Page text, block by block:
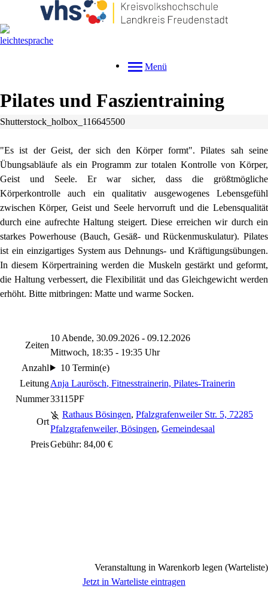
Menü
Pilates und Faszientraining
Shutterstock_holbox_116645500
"Es ist der Geist, der sich den Körper formt". Pilates sah seine
Übungsabläufe als ein Programm zur totalen Kontrolle von Körper,
Geist und Seele. Er war sicher, dass die größtmögliche
Körperkontrolle auch ein qualitativ ausgewogenes Lebensgefühl
zwischen Körper, Geist und Seele hervorruft und die Lebensqualität
durch eine aufrechte Haltung steigert. Diese erreichen wir durch ein
starkes Powerhouse (Bauch, Gesäß- und Rückenmuskulatur). Pilates
ist ein einzigartiges System aus Dehnungs- und Kräftigungsübungen.
In diesem Körpertraining werden die Muskeln gestärkt und geformt,
die Haltung verbessert, die Flexibilität und das Gleichgewicht werden
erhöht. Bitte mitbringen: Matte und warme Socken.
Zeiten
10 Abende, 30.09.2026 - 09.12.2026
Mittwoch, 18:35 - 19:35 Uhr
Anzahl
10 Termin(e)
LeitungAnja Laurösch, Fitnesstrainerin, Pilates-Trainerin
Nummer33115PF
Ort
Rathaus Bösingen, Pfalzgrafenweiler Str. 5, 72285
Pfalzgrafenweiler, Bösingen, Gemeindesaal
PreisGebühr: 84,00 €
Veranstaltung in Warenkorb legen (Warteliste)
Jetzt in Warteliste eintragen